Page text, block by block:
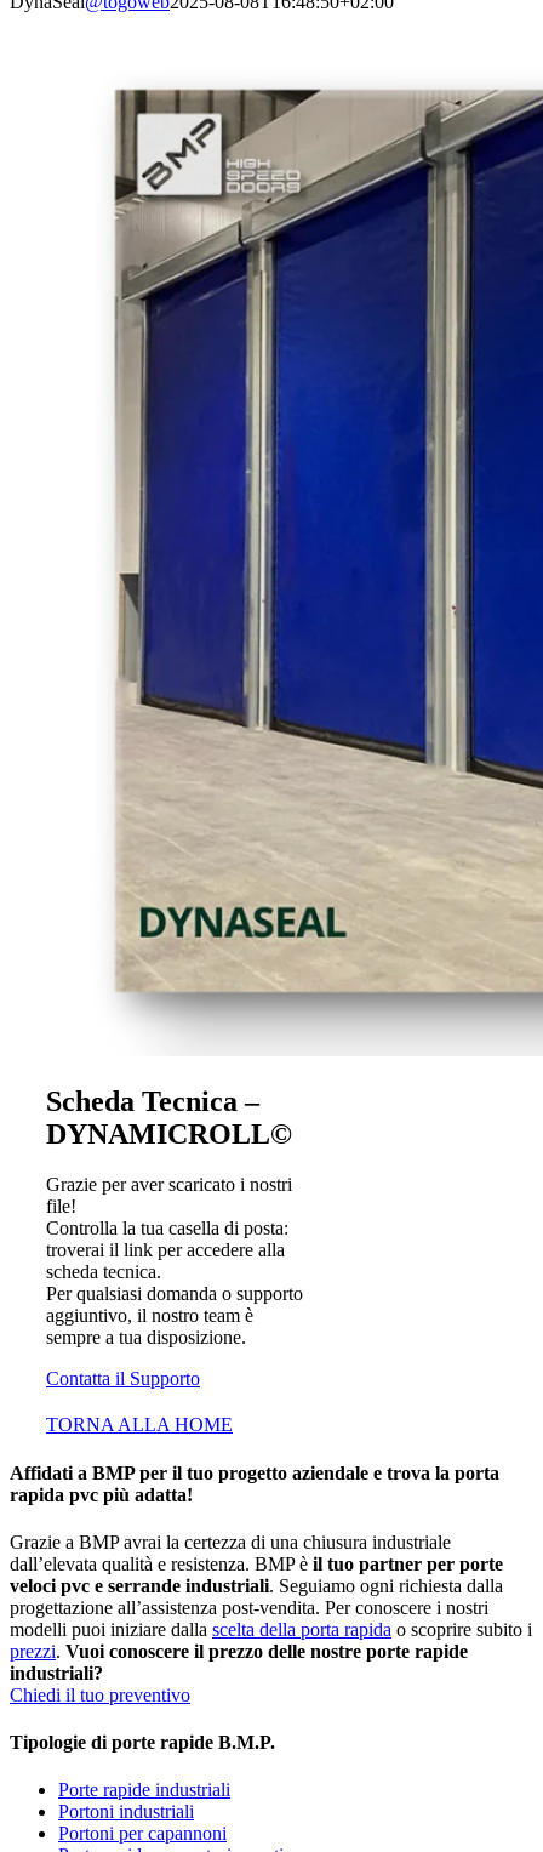
Scheda Tecnica –
DYNAMICROLL©
Grazie per aver scaricato i nostri
file!
Controlla la tua casella di posta:
troverai il link per accedere alla
scheda tecnica.
Per qualsiasi domanda o supporto
aggiuntivo, il nostro team è
sempre a tua disposizione.
Contatta il Supporto
TORNA ALLA HOME
Affidati a BMP per il tuo progetto aziendale e trova la porta
rapida pvc più adatta!
Grazie a BMP avrai la certezza di una chiusura industriale
dall’elevata qualità e resistenza. BMP è il tuo partner per porte
veloci pvc e serrande industriali. Seguiamo ogni richiesta dalla
progettazione all’assistenza post-vendita. Per conoscere i nostri
modelli puoi iniziare dalla scelta della porta rapida o scoprire subito i
prezzi. Vuoi conoscere il prezzo delle nostre porte rapide
industriali?
Chiedi il tuo preventivo
Tipologie di porte rapide B.M.P.
Porte rapide industriali
Portoni industriali
Portoni per capannoni